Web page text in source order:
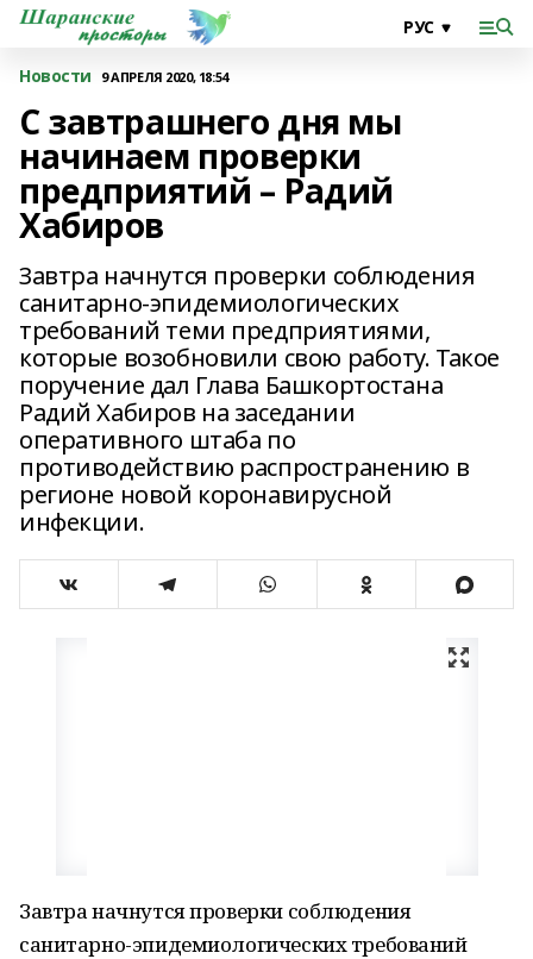
Новости 9 АПРЕЛЯ 2020, 18:54
С завтрашнего дня мы
начинаем проверки
предприятий – Радий
Хабиров
Завтра начнутся проверки соблюдения
санитарно-эпидемиологических
требований теми предприятиями,
которые возобновили свою работу. Такое
поручение дал Глава Башкортостана
Радий Хабиров на заседании
оперативного штаба по
противодействию распространению в
регионе новой коронавирусной
инфекции.
Завтра начнутся проверки соблюдения
санитарно-эпидемиологических требований